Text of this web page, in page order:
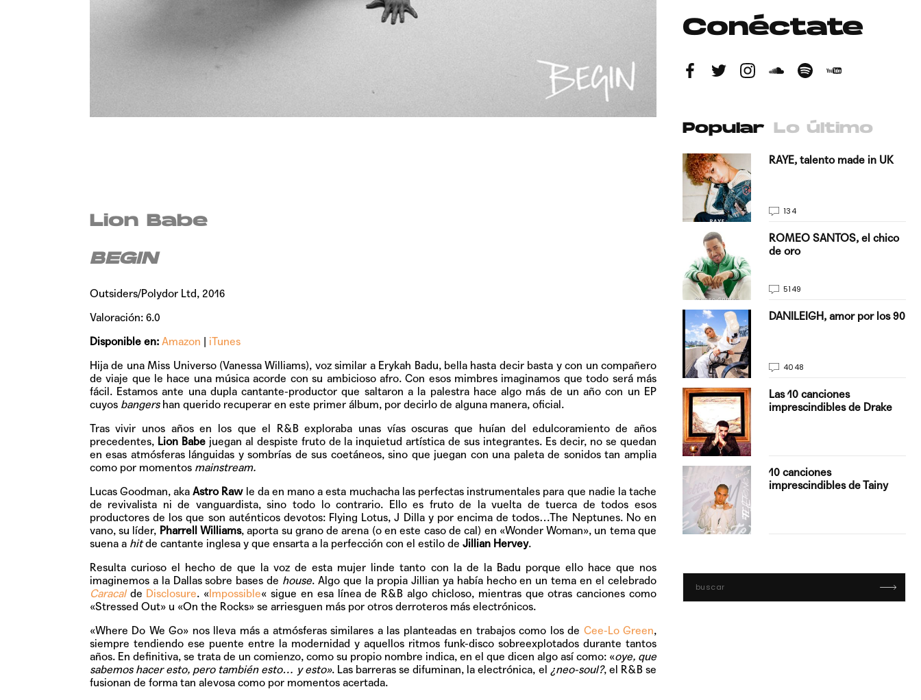
Lion Babe
BEGIN
Outsiders/Polydor Ltd, 2016
Valoración: 6.0
Disponible en: Amazon | iTunes
Hija de una Miss Universo (Vanessa Williams), voz similar a Erykah Badu, bella hasta decir basta y con un compañero
de viaje que le hace una música acorde con su ambicioso afro. Con esos mimbres imaginamos que todo será más
fácil. Estamos ante una dupla cantante-productor que saltaron a la palestra hace algo más de un año con un EP
cuyos bangershan querido recuperar en este primer álbum, por decirlo de alguna manera, oficial.
Tras vivir unos años en los que el R&B exploraba unas vías oscuras que huían del edulcoramiento de años
precedentes, Lion Babejuegan al despiste fruto de la inquietud artística de sus integrantes. Es decir, no se quedan
en esas atmósferas lánguidas y sombrías de sus coetáneos, sino que juegan con una paleta de sonidos tan amplia
como por momentos mainstream.
Lucas Goodman, akaAstro Rawle da en mano a esta muchacha las perfectas instrumentales para que nadie la tache
de revivalista ni de vanguardista, sino todo lo contrario. Ello es fruto de la vuelta de tuerca de todos esos
productores de los que son auténticos devotos: Flying Lotus, J Dilla y por encima de todos…The Neptunes. No en
vano, su líder, Pharrell Williams, aporta su grano de arena (o en este caso de cal) en «Wonder Woman», un tema que
suena a hitde cantante inglesa y que ensarta a la perfección con el estilo de Jillian Hervey.
Resulta curioso el hecho de que la voz de esta mujer linde tanto con la de la Badu porque ello hace que nos
imaginemos a la Dallas sobre bases de house. Algo que la propia Jillian ya había hecho en un tema en el celebrado
Caracalde Disclosure. «Impossible« sigue en esa línea de R&B algo chicloso, mientras que otras canciones como
«Stressed Out» u «On the Rocks»se arriesguen más por otros derroteros más electrónicos.
«Where Do We Go» nos lleva más a atmósferas similares a las planteadas en trabajos como los de Cee-Lo Green,
siempre tendiendo ese puente entre la modernidad y aquellos ritmos funk-disco sobreexplotados durante tantos
años. En definitiva, se trata de un comienzo, como su propio nombre indica, en el que dicen algo así como: «oye, que
sabemos hacer esto, pero también esto… y esto». Las barreras se difuminan, la electrónica, el ¿neo-soul?, el R&B se
fusionan de forma tan alevosa como por momentos acertada.
Conéctate
Popular Lo último
GRIFF, el futuro del
Pop
RAYE, talento made in UK
134
ROMEO SANTOS, el chico
de oro
5149
DANILEIGH, amor por los 90
4048
Las 10 canciones
imprescindibles de Drake
10 canciones
imprescindibles de Tainy